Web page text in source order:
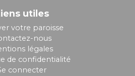
utiles
votre paroisse
nous
légales
de confidentialité
connecter